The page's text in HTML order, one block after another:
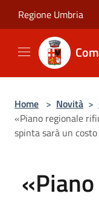
Regione Umbria
Home > Novità >
«Piano regionale
spinta sarà un